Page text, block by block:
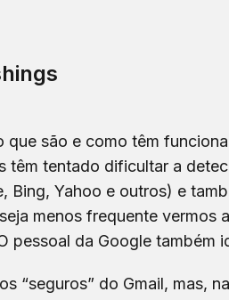
que são e como têm
têm tentado dificultar a
Bing, Yahoo e outros) e
menos frequente vermos
pessoal da Google também
“seguros” do Gmail, mas,